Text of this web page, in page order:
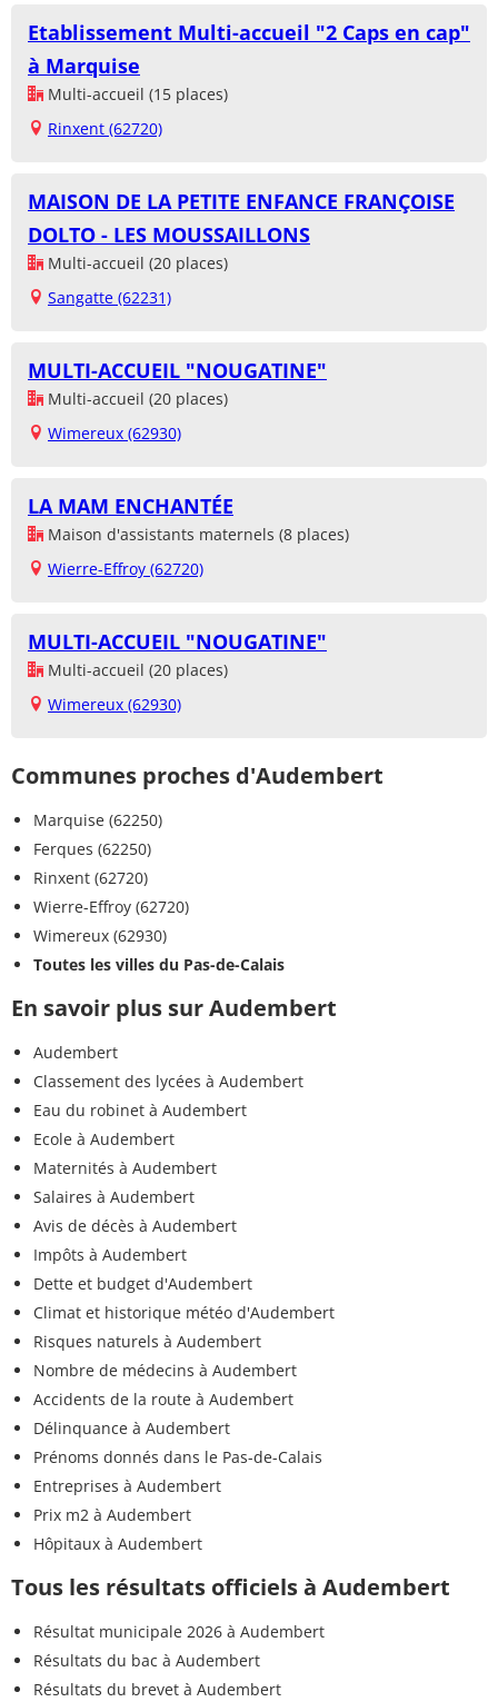
Etablissement Multi-accueil "2 Caps en cap"
à Marquise
Multi-accueil (15 places)
Rinxent (62720)
MAISON DE LA PETITE ENFANCE FRANÇOISE
DOLTO - LES MOUSSAILLONS
Multi-accueil (20 places)
Sangatte (62231)
MULTI-ACCUEIL "NOUGATINE"
Multi-accueil (20 places)
Wimereux (62930)
LA MAM ENCHANTÉE
Maison d'assistants maternels (8 places)
Wierre-Effroy (62720)
MULTI-ACCUEIL "NOUGATINE"
Multi-accueil (20 places)
Wimereux (62930)
Communes proches d'Audembert
Marquise (62250)
Ferques (62250)
Rinxent (62720)
Wierre-Effroy (62720)
Wimereux (62930)
Toutes les villes du Pas-de-Calais
En savoir plus sur Audembert
Audembert
Classement des lycées à Audembert
Eau du robinet à Audembert
Ecole à Audembert
Maternités à Audembert
Salaires à Audembert
Avis de décès à Audembert
Impôts à Audembert
Dette et budget d'Audembert
Climat et historique météo d'Audembert
Risques naturels à Audembert
Nombre de médecins à Audembert
Accidents de la route à Audembert
Délinquance à Audembert
Prénoms donnés dans le Pas-de-Calais
Entreprises à Audembert
Prix m2 à Audembert
Hôpitaux à Audembert
Tous les résultats officiels à Audembert
Résultat municipale 2026 à Audembert
Résultats du bac à Audembert
Résultats du brevet à Audembert